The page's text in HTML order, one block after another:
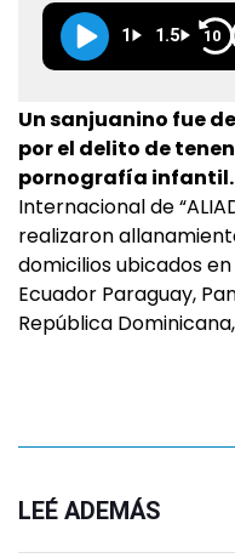
1 1.5 10
Un sanjuanino fue
por el delito de
pornografía infantil.
Internacional de
realizaron
domicilios ubicados en
Ecuador Paraguay,
República
LEÉ ADEMÁS